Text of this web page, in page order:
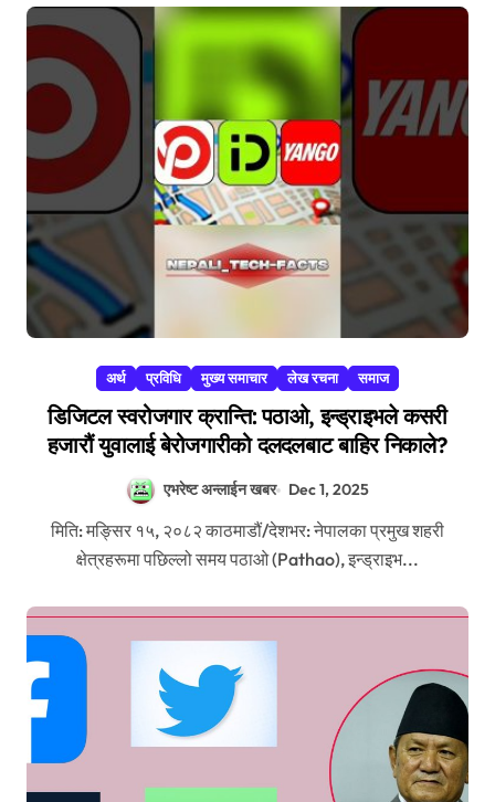
अर्थ प्रविधि मुख्य समाचार लेख रचना समाज
डिजिटल स्वरोजगार क्रान्ति: पठाओ, इन्ड्राइभले कसरी
हजारौं युवालाई बेरोजगारीको दलदलबाट बाहिर निकाले?
एभरेष्ट अन्लाईन खबर Dec 1, 2025
मिति: मङ्सिर १५, २०८२ काठमाडौं/देशभर: नेपालका प्रमुख शहरी
क्षेत्रहरूमा पछिल्लो समय पठाओ (Pathao), इन्ड्राइभ...